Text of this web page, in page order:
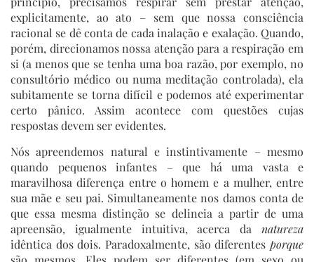
explicitamente, ao ato – sem que nossa consciência
racional se dê conta de cada inalação e exalação. Quando,
porém, direcionamos nossa atenção para a respiração em
si (a menos que se tenha uma boa razão, por exemplo, no
consultório médico ou numa meditação controlada), ela
subitamente se torna difícil e podemos até experimentar
certo pânico. Assim acontece com questões cujas
respostas devem ser evidentes.
Nós apreendemos natural e instintivamente – mesmo
quando pequenos infantes – que há uma vasta e
maravilhosa diferença entre o homem e a mulher, entre
sua mãe e seu pai. Simultaneamente nos damos conta de
que essa mesma distinção se delineia a partir de uma
apreensão, igualmente intuitiva, acerca da natureza
idêntica dos dois. Paradoxalmente, são diferentes porque